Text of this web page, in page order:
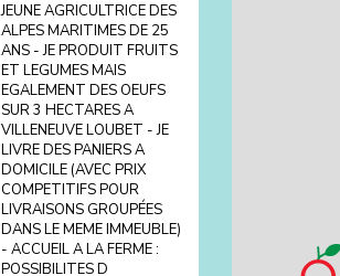
JEUNE AGRICULTRICE DES
ALPES MARITIMES DE 25
ANS - JE PRODUIT FRUITS
ET LEGUMES MAIS
EGALEMENT DES OEUFS
SUR 3 HECTARES A
VILLENEUVE LOUBET - JE
LIVRE DES PANIERS A
DOMICILE (AVEC PRIX
COMPETITIFS POUR
LIVRAISONS GROUPÉES
DANS LE MEME IMMEUBLE)
- ACCUEIL A LA FERME :
POSSIBILITES D